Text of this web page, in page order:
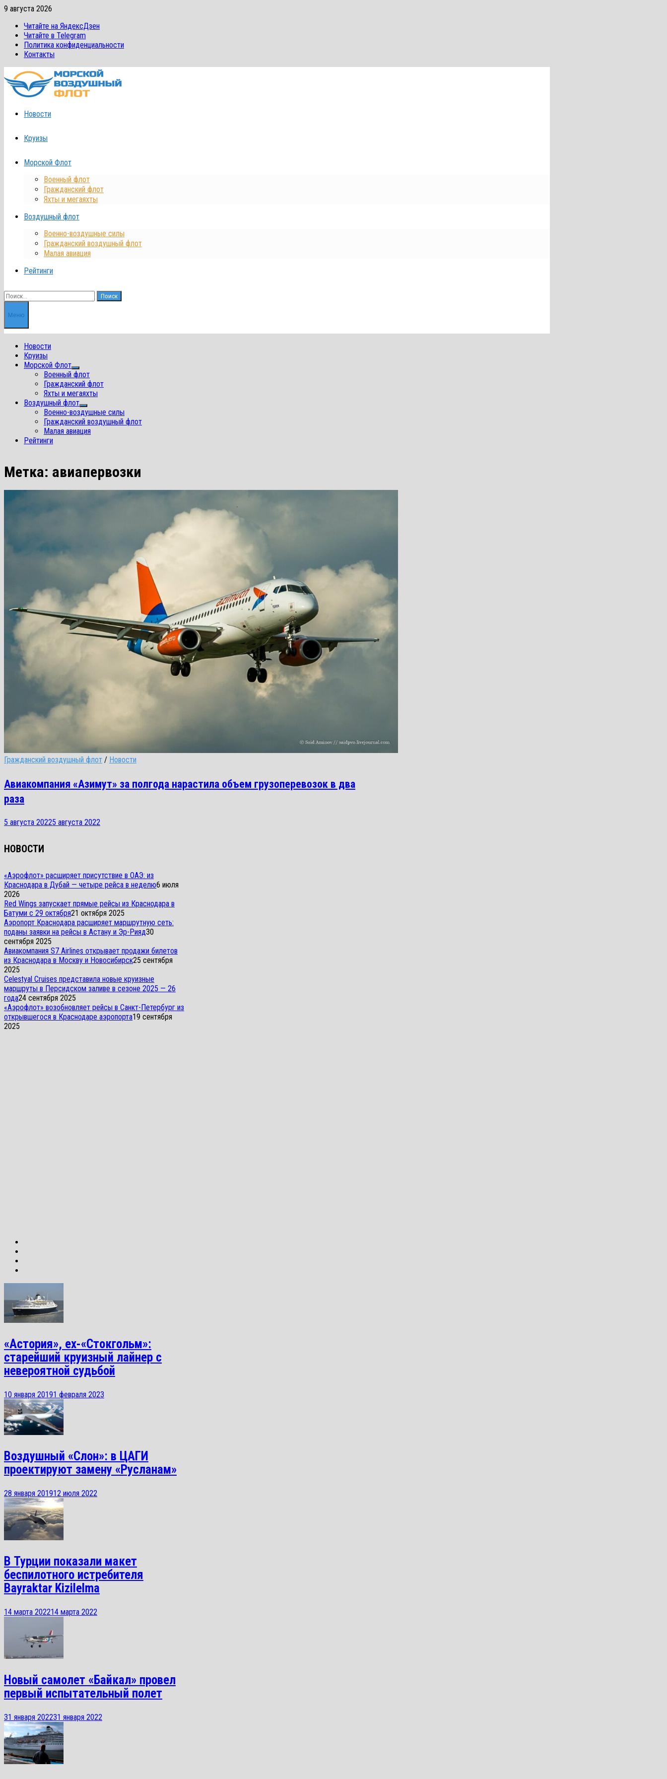
Перейти
содержимому
9 августа 2026
Читайте на ЯндексДзен
Читайте в Telegram
Политика конфиденциальности
Контакты
Новости
Круизы
Морской Флот
Военный флот
Гражданский флот
Яхты и мегаяхты
Воздушный флот
Военно-воздушные силы
Гражданский воздушный флот
Малая авиация
Рейтинги
Найти:
Меню
Новости
Круизы
Морской Флот
Показать
подменю
Военный флот
Гражданский флот
Яхты и мегаяхты
Воздушный флот
Показать
подменю
Военно-воздушные силы
Гражданский воздушный флот
Малая авиация
Рейтинги
Метка: авиапервозки
Гражданский воздушный флот / Новости
Авиакомпания «Азимут» за полгода нарастила объем грузоперевозок в два
раза
5 августа 20225 августа 2022
НОВОСТИ
«Аэрофлот» расширяет присутствие в ОАЭ: из
Краснодара в Дубай — четыре рейса в неделю6 июля
2026
Red Wings запускает прямые рейсы из Краснодара в
Батуми с 29 октября21 октября 2025
Аэропорт Краснодара расширяет маршрутную сеть:
поданы заявки на рейсы в Астану и Эр-Рияд30
сентября 2025
Авиакомпания S7 Airlines открывает продажи билетов
из Краснодара в Москву и Новосибирск25 сентября
2025
Celestyal Cruises представила новые круизные
маршруты в Персидском заливе в сезоне 2025 — 26
года24 сентября 2025
«Аэрофлот» возобновляет рейсы в Санкт-Петербург из
открывшегося в Краснодаре аэропорта19 сентября
2025
«Астория», ex-«Стокгольм»:
старейший круизный лайнер с
невероятной судьбой
10 января 20191 февраля 2023
Воздушный «Слон»: в ЦАГИ
проектируют замену «Русланам»
28 января 201912 июля 2022
В Турции показали макет
беспилотного истребителя
Bayraktar Kizilelma
14 марта 202214 марта 2022
Новый самолет «Байкал» провел
первый испытательный полет
31 января 202231 января 2022